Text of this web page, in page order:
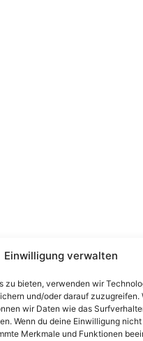
Einwilligung verwalten
zu bieten, verwenden wir
und/oder darauf zuzugreifen.
wir Daten wie das
Wenn du deine Einwilligung
Merkmale und Funktionen